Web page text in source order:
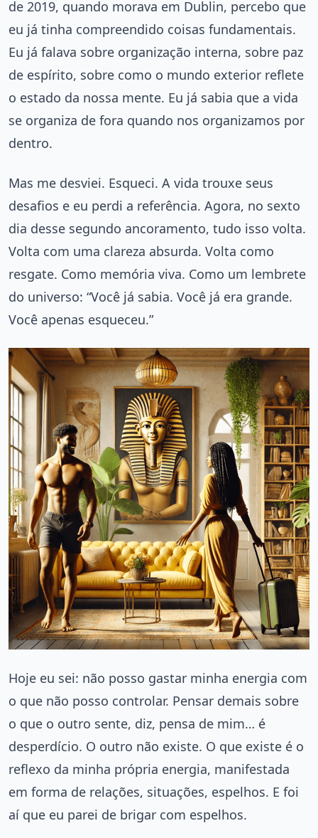
de 2019, quando morava em Dublin, percebo que
eu já tinha compreendido coisas fundamentais.
Eu já falava sobre organização interna, sobre paz
de espírito, sobre como o mundo exterior reflete
o estado da nossa mente. Eu já sabia que a vida
se organiza de fora quando nos organizamos por
dentro.
Mas me desviei. Esqueci. A vida trouxe seus
desafios e eu perdi a referência. Agora, no sexto
dia desse segundo ancoramento, tudo isso volta.
Volta com uma clareza absurda. Volta como
resgate. Como memória viva. Como um lembrete
do universo: “Você já sabia. Você já era grande.
Você apenas esqueceu.”
Hoje eu sei: não posso gastar minha energia com
o que não posso controlar. Pensar demais sobre
o que o outro sente, diz, pensa de mim… é
desperdício. O outro não existe. O que existe é o
reflexo da minha própria energia, manifestada
em forma de relações, situações, espelhos. E foi
aí que eu parei de brigar com espelhos.